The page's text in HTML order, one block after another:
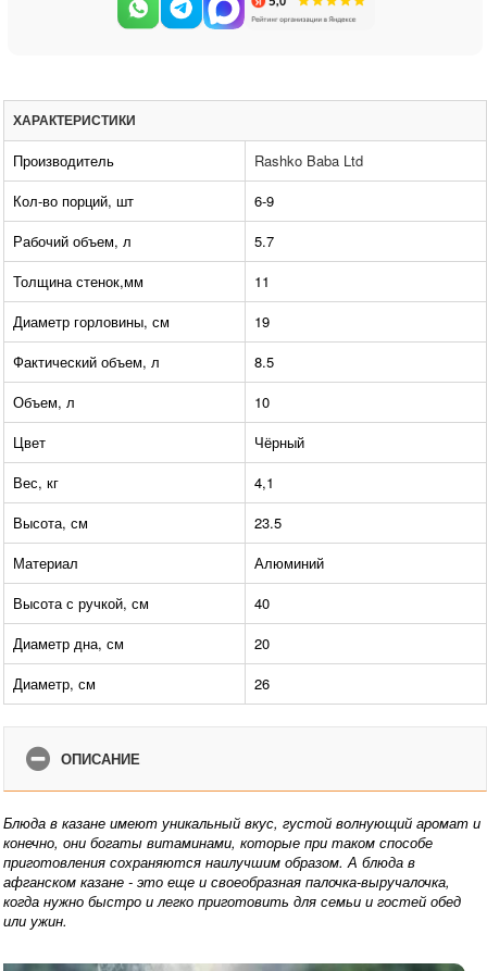
ХАРАКТЕРИСТИКИ
Производитель
Rashko Baba Ltd
Кол-во порций, шт
6-9
Рабочий объем, л
5.7
Толщина стенок,мм
11
Диаметр горловины, см
19
Фактический объем, л
8.5
Объем, л
10
Цвет
Чёрный
Вес, кг
4,1
Высота, см
23.5
Материал
Алюминий
Высота с ручкой, см
40
Диаметр дна, см
20
Диаметр, см
26
ОПИСАНИЕ
Блюда в казане имеют уникальный вкус, густой волнующий аромат и
конечно, они богаты витаминами, которые при таком способе
приготовления сохраняются наилучшим образом. А блюда в
афганском казане - это еще и своеобразная палочка-выручалочка,
когда нужно быстро и легко приготовить для семьи и гостей обед
или ужин.